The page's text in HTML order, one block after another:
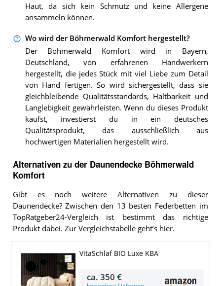
Haut, da sich kein Schmutz und keine Allergene
ansammeln können.
Wo wird der Böhmerwald Komfort hergestellt?
Der Böhmerwald Komfort wird in Bayern,
Deutschland, von erfahrenen Handwerkern
hergestellt, die jedes Stück mit viel Liebe zum Detail
von Hand fertigen. So wird sichergestellt, dass sie
gleichbleibende Qualitätsstandards, Haltbarkeit und
Langlebigkeit gewährleisten. Wenn du dieses Produkt
kaufst, investierst du in ein deutsches
Qualitätsprodukt, das ausschließlich aus
hochwertigen Materialien hergestellt wird.
Alternativen zu der Daunendecke Böhmerwald
Komfort
Gibt es noch weitere Alternativen zu dieser
Daunendecke? Zwischen den 13 besten Federbetten im
TopRatgeber24-Vergleich ist bestimmt das richtige
Produkt dabei. Zur Vergleichstabelle geht’s hier.
VitaSchlaf BIO Luxe KBA
ca.350 €